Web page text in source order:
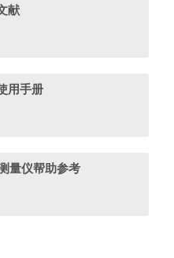
献
用手册
量仪帮助参考